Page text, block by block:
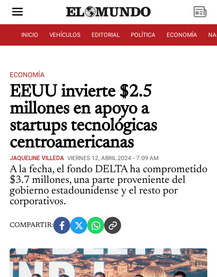
INICIO VEHÍCULOS EDITORIAL POLÍTICA ECONOMÍA
ECONOMÍA
EEUU invierte $2.5
millones en apoyo a
startups tecnológicas
centroamericanas
JAQUELINE VILLEDA VIERNES 12, ABRIL 2024 - 7:09 AM
A la fecha, el fondo DELTA ha comprometido
$3.7 millones, una parte proveniente del
gobierno estadounidense y el resto por
corporativos.
COMPARTIR: